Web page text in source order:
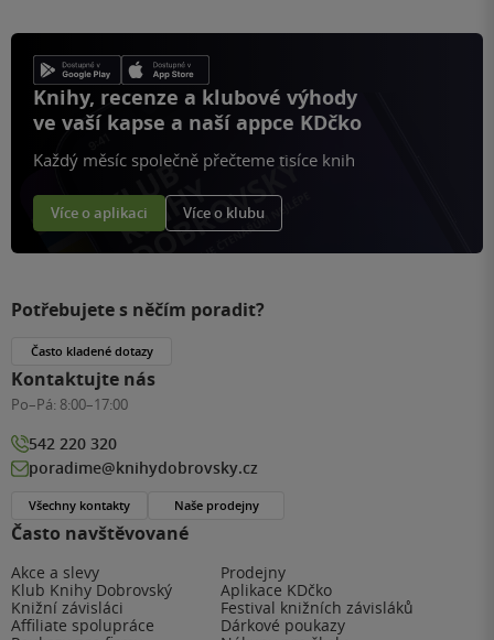
Knihy, recenze a klubové výhody
ve vaší kapse a naší appce KDčko
Každý měsíc společně přečteme tisíce knih
Více o aplikaci Více o klubu
Často navštěvované
Akce a slevy
Prodejny
Klub Knihy Dobrovský
Aplikace KDčko
Knižní závisláci
Festival knižních závisláků
Affiliate spolupráce
Dárkové poukazy
Potřebujete s něčím poradit?
Často kladené dotazy
Kontaktujte nás
Po–Pá: 8:00–17:00
542 220 320
poradime@knihydobrovsky.cz
Všechny kontakty Naše prodejny